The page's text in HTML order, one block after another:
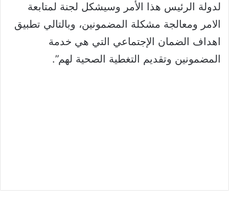
لدولة الرئيس هذا الأمر وسيشكل لجنة لمتابعة
الامر ومعالجة مشكلة المضمونين، وبالتالي تطبيق
اهداف الضمان الإجتماعي التي هي خدمة
المضمونين وتقديم التغطية الصحية لهم”.